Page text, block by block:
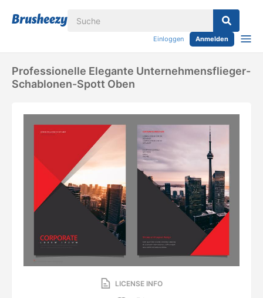
Einloggen Anmelden
Professionelle Elegante Unternehmensflieger-
Schablonen-Spott Oben
LICENSE INFO